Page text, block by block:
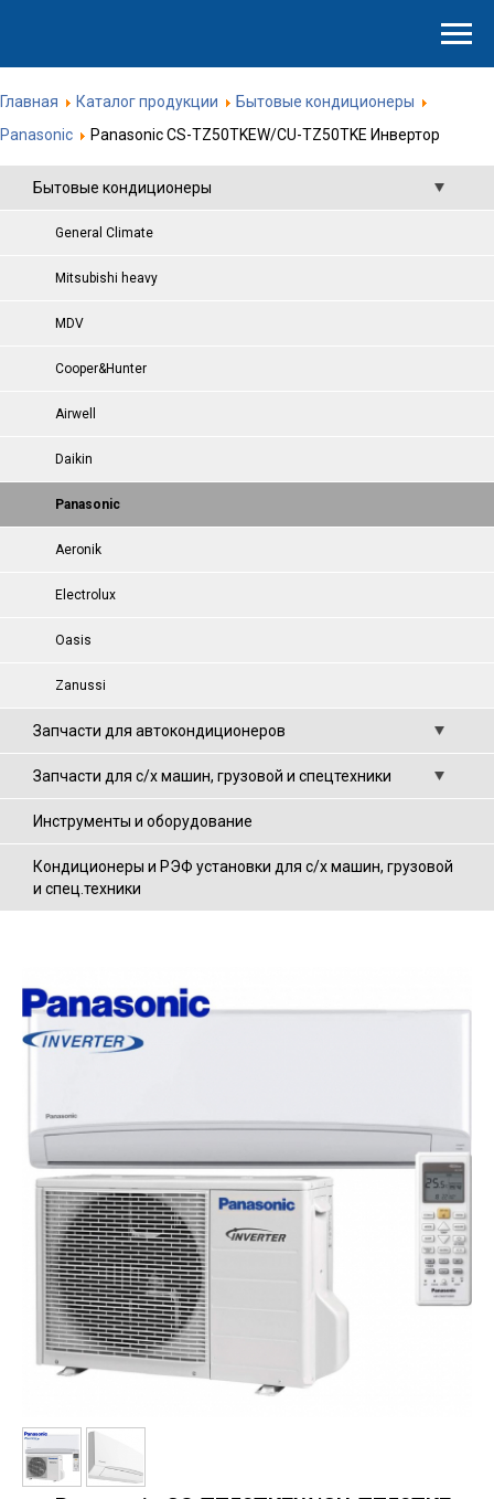
Главная Каталог продукции
Бытовые кондиционеры
Panasonic
Panasonic CS-TZ50TKEW/CU-TZ50TKE Инвертор
Бытовые кондиционеры
General Climate
Mitsubishi heavy
MDV
Cooper&Hunter
Airwell
Daikin
Panasonic
Aeronik
Electrolux
Oasis
Zanussi
Запчасти для автокондиционеров
Запчасти для с/х машин, грузовой и спецтехники
Инструменты и оборудование
Кондиционеры и РЭФ установки для с/х машин, грузовой
и спец.техники